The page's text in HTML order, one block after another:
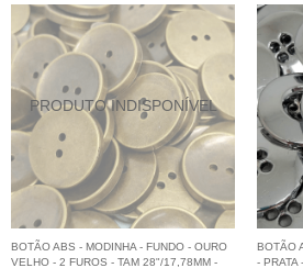
BOTÃO ABS - MODINHA - FUNDO - OURO
VELHO - 2 FUROS - TAM 28"/17,78MM -
BOTÃO
- PRATA